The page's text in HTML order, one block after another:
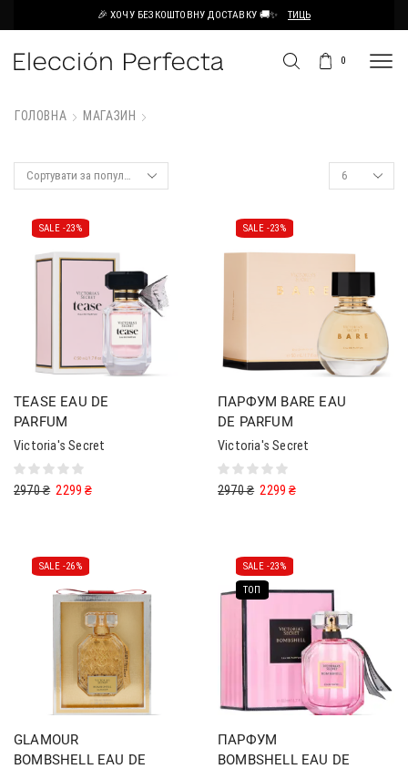
🎉 ХОЧУ БЕЗКОШТОВНУ ДОСТАВКУ 🚚✨ ТИЦЬ
0
ГОЛОВНА МАГАЗИН
SALE -23%
TEASE EAU DE
PARFUM
Victoria's Secret
2970₴ 2299₴
SALE -23%
ПАРФУМ BARE EAU
DE PARFUM
Victoria's Secret
2970₴ 2299₴
SALE -26%
GLAMOUR
BOMBSHELL EAU DE
SALE -23%
ТОП
ПАРФУМ
BOMBSHELL EAU DE